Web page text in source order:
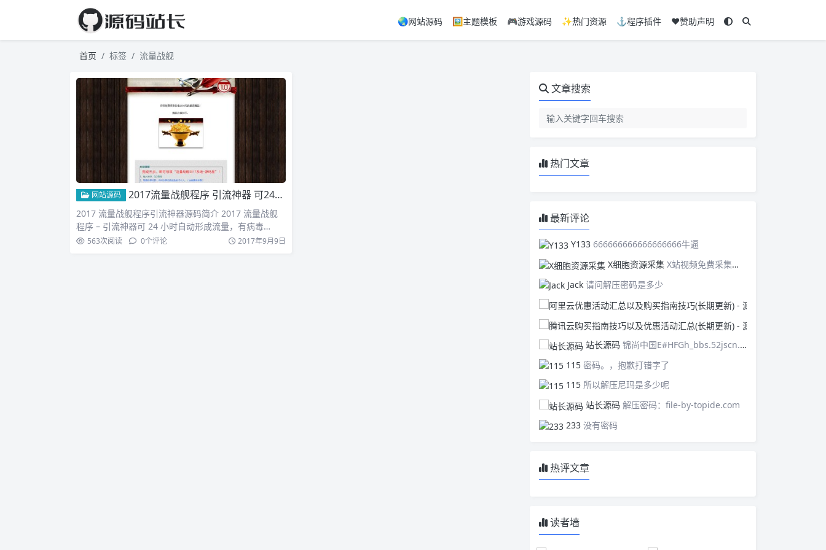
🌏网站源码 🖼️主题模板 🎮游戏源码 ✨热门资源 ⚓程序插件 ❤️赞助声明
首页 标签 流量战舰
网站源码 2017流量战舰程序 引流神器 可24小时自动形成流量
2017 流量战舰程序引流神器源码简介 2017 流量战舰
程序 – 引流神器可 24 小时自动形成流量，有病毒…
563次阅读 0个评论 2017年9月9日
文章搜索
热门文章
最新评论
Y133 666666666666666666牛逼
X细胞资源采集 X站视频免费采集，可以适配此CMS，含免费模板。有需要的站长可以看看xxibaozyw.com
Jack 请问解压密码是多少
站长源码 锦尚中国E#HFGh_bbs.52jscn.comEYzhibo8
115 密码。，抱歉打错字了
115 所以解压尼玛是多少呢
站长源码 解压密码：file-by-topide.com
233 没有密码
热评文章
读者墙